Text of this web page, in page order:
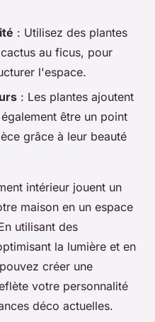
: Utilisez des plantes
au ficus, pour
l'espace.
: Les plantes ajoutent
être un point
grâce à leur beauté
intérieur jouent un
maison en un espace
utilisant des
la lumière et en
créer une
votre personnalité
déco actuelles.